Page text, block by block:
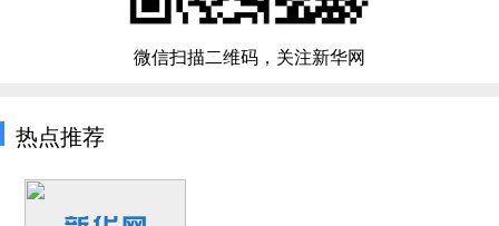
微信扫描二维码，关注新华网
热点推荐